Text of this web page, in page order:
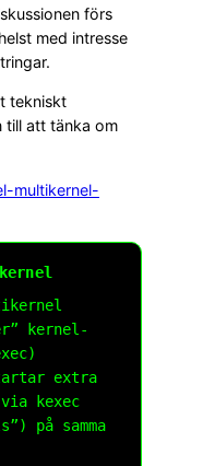
förs
med intresse
tekniskt
till att tänka om
multikernel-
kernel-
extra
kexec
på samma